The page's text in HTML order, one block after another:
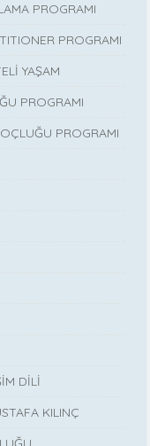
PROGRAMI
PROGRAMI
YAŞAM
PROGRAMI
PROGRAMI
DİLİ
KILINÇ